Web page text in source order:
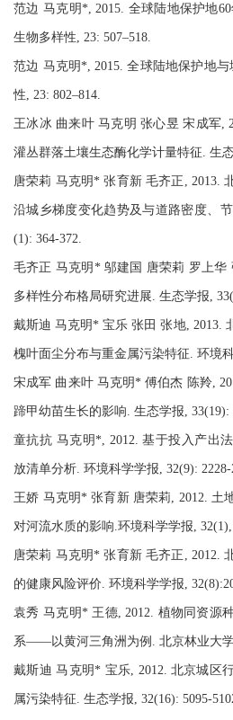
范边 马克明*, 2015. 全球陆地保护地
生物多样性, 23: 507–518.
范边 马克明*, 2015. 全球陆地保护地
性, 23: 802–814.
王冰冰 曲来叶 马克明 张心昱 宋成军,
灌丛群落土壤生态酶化学计量特征. 生态
唐荣莉 马克明* 张育新 毛齐正, 2013.
沿城乡梯度变化趋势及与道路密度、
(1): 364-372.
毛齐正 马克明* 邬建国 唐荣莉 罗上华
多样性分布格局研究进展. 生态学报,
戴斯迪 马克明* 宝乐 张田 张地, 2013.
槐叶面尘分布与重金属污染特征. 环境
宋成军 曲来叶 马克明* 傅伯杰 陈羚,
蹄甲幼苗生长的影响. 生态学报, 33(19):
童抗抗 马克明*, 2012. 基于投入产出
放清单分析. 环境科学学报, 32(9): 2228-
王娇 马克明* 张育新 唐荣莉, 2012. 土
对河流水质的影响.环境科学学报, 32(1),
唐荣莉 马克明* 张育新 毛齐正, 2012.
的健康风险评价. 环境科学学报,
袁秀 马克明* 王德, 2012. 植物同资源
系——以黄河三角洲为例. 北京林业大学
戴斯迪 马克明* 宝乐, 2012. 北京城区
属污染特征. 生态学报, 32(16): 5095-